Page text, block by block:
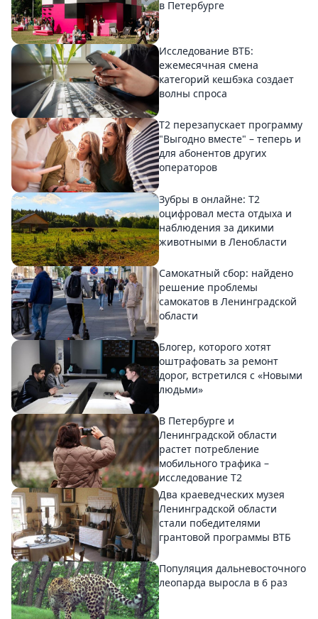
в Петербурге
Исследование ВТБ:
ежемесячная смена
категорий кешбэка создает
волны спроса
Т2 перезапускает программу
"Выгодно вместе" – теперь и
для абонентов других
операторов
Зубры в онлайне: Т2
оцифровал места отдыха и
наблюдения за дикими
животными в Ленобласти
Самокатный сбор: найдено
решение проблемы
самокатов в Ленинградской
области
Блогер, которого хотят
оштрафовать за ремонт
дорог, встретился с «Новыми
людьми»
В Петербурге и
Ленинградской области
растет потребление
мобильного трафика –
исследование T2
Два краеведческих музея
Ленинградской области
стали победителями
грантовой программы ВТБ
Популяция дальневосточного
леопарда выросла в 6 раз